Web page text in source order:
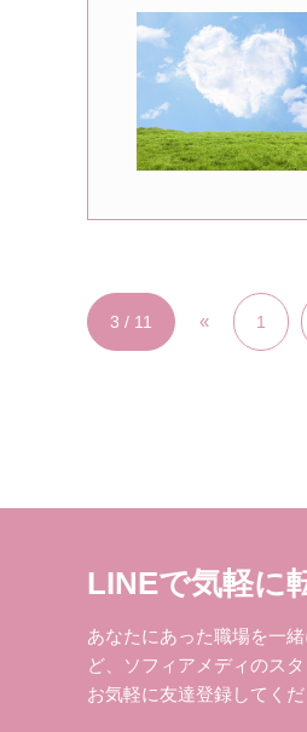
3 / 11 « 1
LINEで気軽に
あなたにあった職場を一
ど、ソフィアメディのス
お気軽に友達登録してくだ